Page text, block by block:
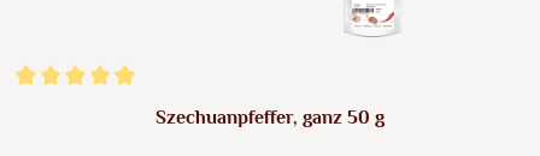
Durchschnittliche Bewertung von 5 von 5 Sternen
Szechuanpfeffer, ganz 50 g